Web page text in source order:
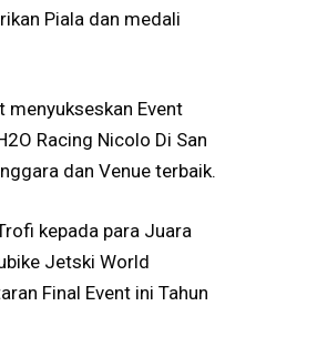
Piala dan medali
menyukseskan Event
Racing Nicolo Di San
dan Venue terbaik.
kepada para Juara
Jetski World
Final Event ini Tahun